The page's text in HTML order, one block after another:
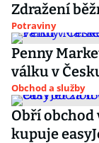
Zdražení
Potraviny
Penny
válku v
Obchod a služby
Obří obchod
kupuje